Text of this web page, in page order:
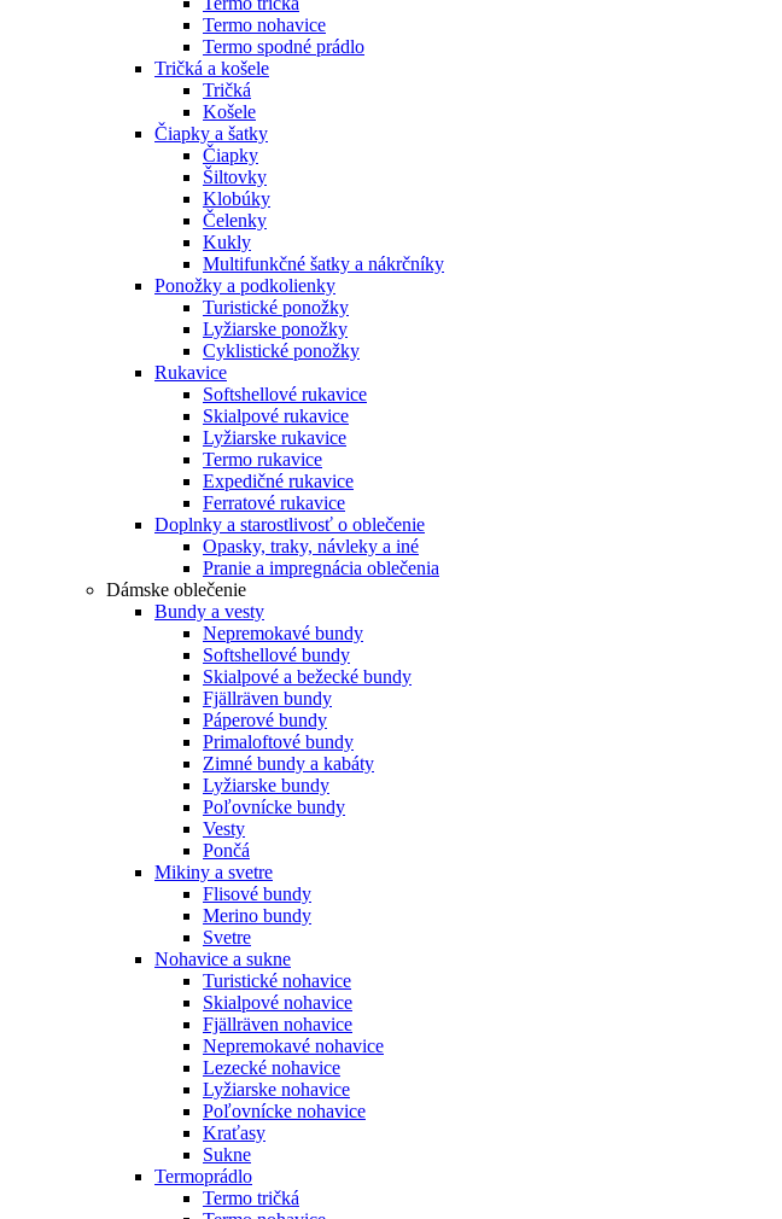
Termo nohavice
Termo spodné prádlo
Tričká a košele
Tričká
Košele
Čiapky a šatky
Čiapky
Šiltovky
Klobúky
Čelenky
Kukly
Multifunkčné šatky a nákrčníky
Ponožky a podkolienky
Turistické ponožky
Lyžiarske ponožky
Cyklistické ponožky
Rukavice
Softshellové rukavice
Skialpové rukavice
Lyžiarske rukavice
Termo rukavice
Expedičné rukavice
Ferratové rukavice
Doplnky a starostlivosť o oblečenie
Opasky, traky, návleky a iné
Pranie a impregnácia oblečenia
Dámske oblečenie
Bundy a vesty
Nepremokavé bundy
Softshellové bundy
Skialpové a bežecké bundy
Fjällräven bundy
Páperové bundy
Primaloftové bundy
Zimné bundy a kabáty
Lyžiarske bundy
Poľovnícke bundy
Vesty
Pončá
Mikiny a svetre
Flisové bundy
Merino bundy
Svetre
Nohavice a sukne
Turistické nohavice
Skialpové nohavice
Fjällräven nohavice
Nepremokavé nohavice
Lezecké nohavice
Lyžiarske nohavice
Poľovnícke nohavice
Kraťasy
Sukne
Termoprádlo
Termo tričká